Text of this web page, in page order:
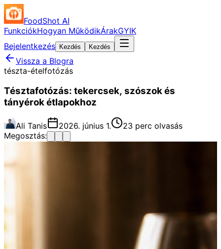
FoodShot AI
FunkciókHogyan MűködikÁrakGYIK
Bejelentkezés
Kezdés Kezdés
Vissza a Blogra
tészta-ételfotózás
Tésztafotózás: tekercsek, szószok és
tányérok étlapokhoz
Ali Tanis 2026. június 1.
23 perc olvasás
Megosztás: